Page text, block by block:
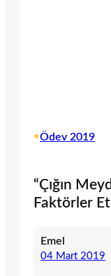
•Ödev 2019
“Çığın
Faktörler
Emel
04 Mart 2019